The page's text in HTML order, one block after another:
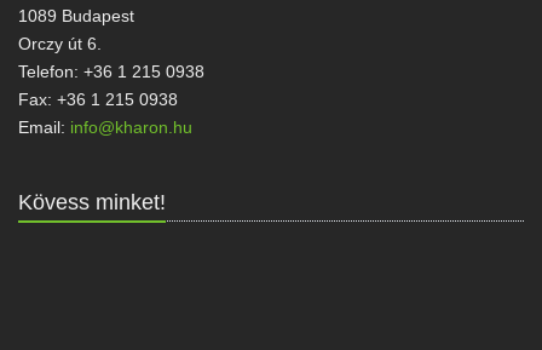
1089 Budapest
Orczy út 6.
Telefon: +36 1 215 0938
Fax: +36 1 215 0938
Email: info@kharon.hu
Kövess minket!